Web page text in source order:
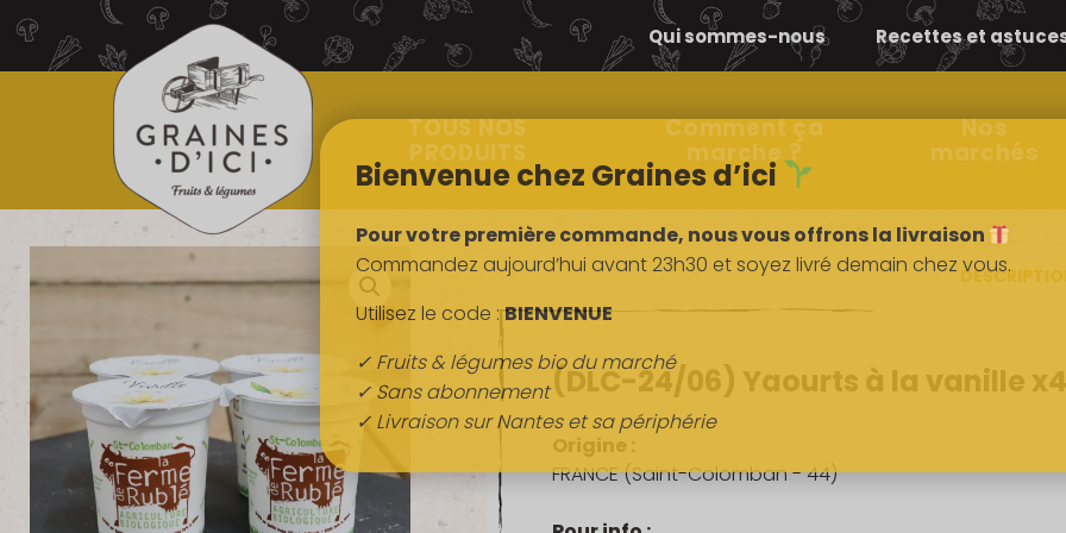
TOUS NOS
PRODUITS
Comment ça
marche ?
Nos
marchés
Qui sommes-nous Recettes et
(DLC-24/06) Yaourts à la vanille x4
Origine :
FRANCE (Saint-Colomban - 44)
Bienvenue chez Graines d’ici
Pour votre première commande, nous vous offrons la livraison
Commandez aujourd’hui avant 23h30 et soyez livré demain chez vous.
Utilisez le code :BIENVENUE
✓ Fruits & légumes bio du marché
✓ Sans abonnement
✓ Livraison sur Nantes et sa périphérie